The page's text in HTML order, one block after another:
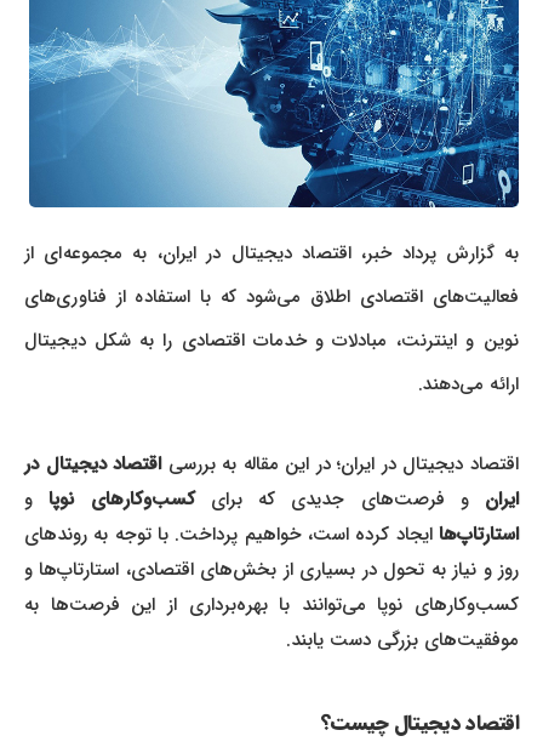
به گزارش پرداد خبر، اقتصاد دیجیتال در ایران، به مجموعه‌ای از
فعالیت‌های اقتصادی اطلاق می‌شود که با استفاده از فناوری‌های
نوین و اینترنت، مبادلات و خدمات اقتصادی را به شکل دیجیتال
ارائه می‌دهند.
اقتصاد دیجیتال در ایران؛ در این مقاله به بررسیاقتصاد دیجیتال در
ایرانو فرصت‌های جدیدی که برایکسب‌وکارهای نوپاو
استارتاپ‌هاایجاد کرده است، خواهیم پرداخت. با توجه به روندهای
روز و نیاز به تحول در بسیاری از بخش‌های اقتصادی، استارتاپ‌ها و
کسب‌وکارهای نوپا می‌توانند با بهره‌برداری از این فرصت‌ها به
موفقیت‌های بزرگی دست یابند.
اقتصاد دیجیتال چیست؟